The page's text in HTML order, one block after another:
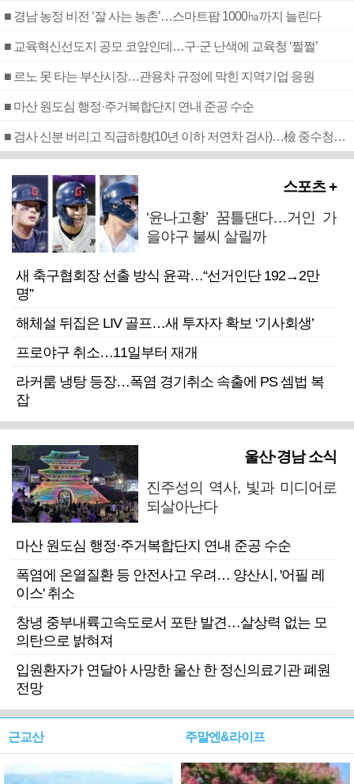
■ 경남 농정 비전 ‘잘 사는 농촌’…스마트팜 1000㏊까지 늘린다
■ 교육혁신선도지 공모 코앞인데…구·군 난색에 교육청 ‘쩔쩔’
■ 르노 못 타는 부산시장…관용차 규정에 막힌 지역기업 응원
■ 마산 원도심 행정·주거복합단지 연내 준공 수순
■ 검사 신분 버리고 직급하향(10년 이하 저연차 검사)…檢 중수청행 기피
스포츠 +
‘윤나고황’ 꿈틀댄다…거인 가
을야구 불씨 살릴까
새 축구협회장 선출 방식 윤곽…“선거인단 192→2만
명”
해체설 뒤집은 LIV 골프…새 투자자 확보 ‘기사회생’
프로야구 취소…11일부터 재개
라커룸 냉탕 등장…폭염 경기취소 속출에 PS 셈법 복
잡
울산·경남 소식
진주성의 역사, 빛과 미디어로
되살아난다
마산 원도심 행정·주거복합단지 연내 준공 수순
폭염에 온열질환 등 안전사고 우려… 양산시, '어필 레
이스' 취소
창녕 중부내륙고속도로서 포탄 발견…살상력 없는 모
의탄으로 밝혀져
입원환자가 연달아 사망한 울산 한 정신의료기관 폐원
전망
근교산 주말엔&라이프